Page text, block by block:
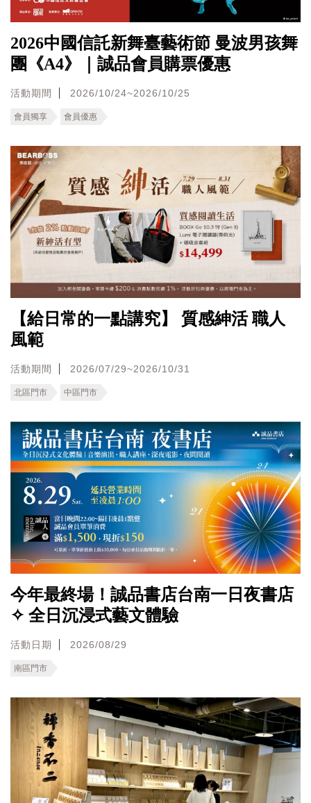
2026中國信託新舞臺藝術節 曼波男孩舞
團《A4》｜誠品會員購票優惠
活動期間 2026/10/24~2026/10/25
會員獨享 會員優惠
【給日常的一點講究】 質感紳活 職人
風範
活動期間 2026/07/29~2026/10/31
北區門市 中區門市
今年最終場！誠品書店台南一日夜書店
✧ 全日沉浸式藝文體驗
活動日期 2026/08/29
南區門市